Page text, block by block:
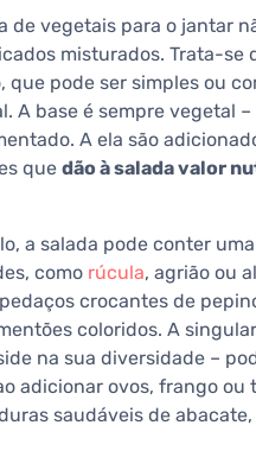
de vegetais para o jantar
misturados. Trata-se
que pode ser simples ou
A base é sempre vegetal –
A ela são
que dão à salada valor
a salada pode conter
como rúcula, agrião ou
crocantes de
coloridos. A
na sua diversidade –
adicionar ovos, frango ou
saudáveis de